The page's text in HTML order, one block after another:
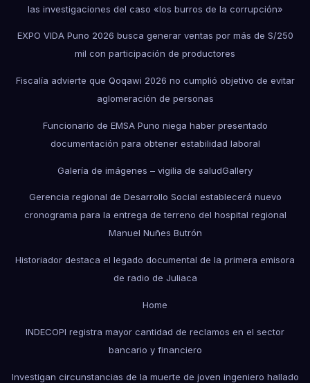
las investigaciones del caso «los burros de la corrupción»
EXPO VIDA Puno 2026 busca generar ventas por más de S/250
mil con participación de productores
Fiscalía advierte que Qoqawi 2026 no cumplió objetivo de evitar
aglomeración de personas
Funcionario de EMSA Puno niega haber presentado
documentación para obtener estabilidad laboral
Galería de imágenes – vigilia de saludGallery
Gerencia regional de Desarrollo Social establecerá nuevo
cronograma para la entrega de terreno del hospital regional
Manuel Nuñes Butrón
Historiador destaca el legado documental de la primera emisora
de radio de Juliaca
Home
INDECOPI registra mayor cantidad de reclamos en el sector
bancario y financiero
Investigan circunstancias de la muerte de joven ingeniero hallado